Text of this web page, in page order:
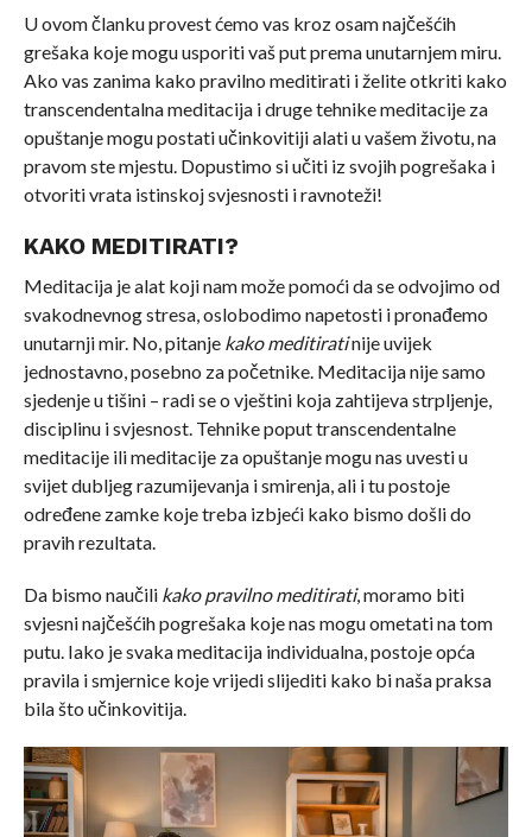
U ovom članku provest ćemo vas kroz osam najčešćih
grešaka koje mogu usporiti vaš put prema unutarnjem miru.
Ako vas zanima kako pravilno meditirati i želite otkriti kako
transcendentalna meditacija i druge tehnike meditacije za
opuštanje mogu postati učinkovitiji alati u vašem životu, na
pravom ste mjestu. Dopustimo si učiti iz svojih pogrešaka i
otvoriti vrata istinskoj svjesnosti i ravnoteži!
KAKO MEDITIRATI?
Meditacija je alat koji nam može pomoći da se odvojimo od
svakodnevnog stresa, oslobodimo napetosti i pronađemo
unutarnji mir. No, pitanje kako meditiratinije uvijek
jednostavno, posebno za početnike. Meditacija nije samo
sjedenje u tišini – radi se o vještini koja zahtijeva strpljenje,
disciplinu i svjesnost. Tehnike poput transcendentalne
meditacije ili meditacije za opuštanje mogu nas uvesti u
svijet dubljeg razumijevanja i smirenja, ali i tu postoje
određene zamke koje treba izbjeći kako bismo došli do
pravih rezultata.
Da bismo naučili kako pravilno meditirati, moramo biti
svjesni najčešćih pogrešaka koje nas mogu ometati na tom
putu. Iako je svaka meditacija individualna, postoje opća
pravila i smjernice koje vrijedi slijediti kako bi naša praksa
bila što učinkovitija.